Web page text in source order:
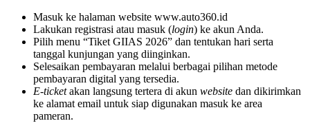
Masuk ke halaman website www.auto360.id
Lakukan registrasi atau masuk (login) ke akun Anda.
Pilih menu “Tiket GIIAS 2026” dan tentukan hari serta
tanggal kunjungan yang diinginkan.
Selesaikan pembayaran melalui berbagai pilihan metode
pembayaran digital yang tersedia.
E-ticketakan langsung tertera di akun website dan dikirimkan
ke alamat email untuk siap digunakan masuk ke area
pameran.